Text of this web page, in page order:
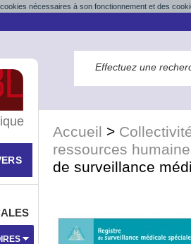
nécessaires à son fonctionnement et des
Accueil >
ressources
de surveillance